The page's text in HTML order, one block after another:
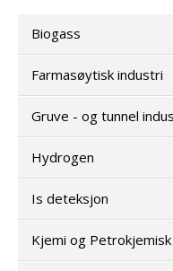
Biogass
Farmasøytisk industri
Gruve - og tunnel
Hydrogen
Is deteksjon
Kjemi og